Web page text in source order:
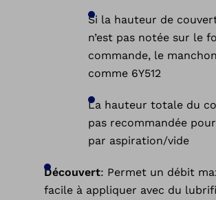
Si la hauteur de
n’est pas notée sur le
commande, le
comme 6Y512
La hauteur totale du
pas recommandée
par aspiration/vide
Découvert: Permet un débit
facile à appliquer avec du